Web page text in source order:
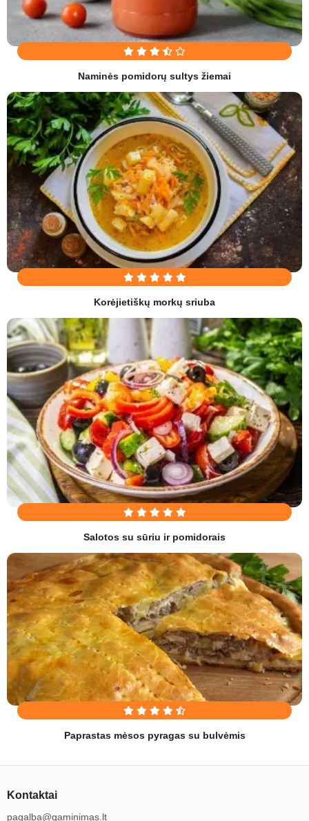
Naminės pomidorų sultys žiemai
Korėjietiškų morkų sriuba
Salotos su sūriu ir pomidorais
Paprastas mėsos pyragas su bulvėmis
Kontaktai
pagalba@gaminimas.lt